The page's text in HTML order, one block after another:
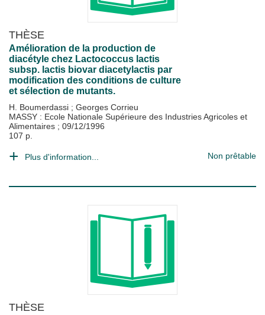
THÈSE
Amélioration de la production de
diacétyle chez Lactococcus lactis
subsp. lactis biovar diacetylactis par
modification des conditions de culture
et sélection de mutants.
H. Boumerdassi ; Georges Corrieu
MASSY : Ecole Nationale Supérieure des Industries Agricoles et
Alimentaires ; 09/12/1996
107 p.
Plus d'information... Non prêtable
THÈSE